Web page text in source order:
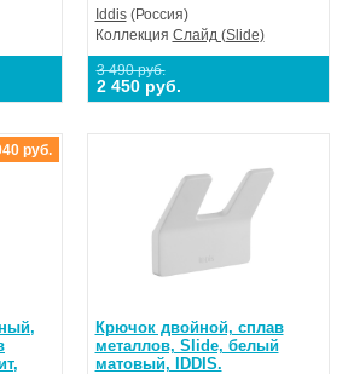
Iddis(Россия)
Коллекция Слайд (Slide)
3 490 руб.
2 450 руб.
руб.
Крючок двойной, сплав
металлов, Slide, белый
матовый, IDDIS.